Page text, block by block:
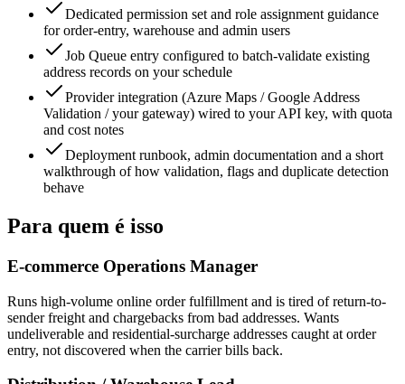
Dedicated permission set and role assignment guidance
for order-entry, warehouse and admin users
Job Queue entry configured to batch-validate existing
address records on your schedule
Provider integration (Azure Maps / Google Address
Validation / your gateway) wired to your API key, with quota
and cost notes
Deployment runbook, admin documentation and a short
walkthrough of how validation, flags and duplicate detection
behave
Para quem é isso
E-commerce Operations Manager
Runs high-volume online order fulfillment and is tired of return-to-
sender freight and chargebacks from bad addresses. Wants
undeliverable and residential-surcharge addresses caught at order
entry, not discovered when the carrier bills back.